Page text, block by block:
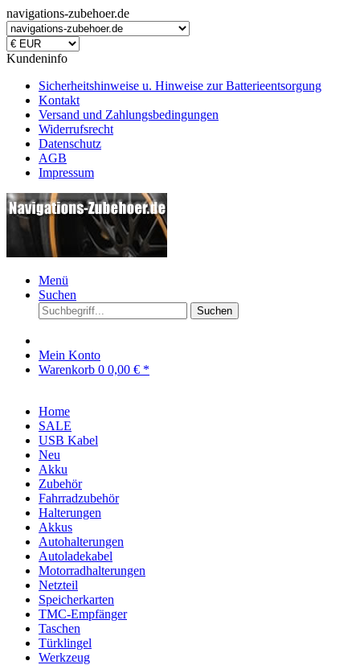
navigations-zubehoer.de
Kundeninfo
Sicherheitshinweise u. Hinweise zur Batterieentsorgung
Kontakt
Versand und Zahlungsbedingungen
Widerrufsrecht
Datenschutz
AGB
Impressum
Menü
Suchen
Suchen
Mein Konto
Warenkorb 0 0,00 € *
Home
SALE
USB Kabel
Neu
Akku
Zubehör
Fahrradzubehör
Halterungen
Akkus
Autohalterungen
Autoladekabel
Motorradhalterungen
Netzteil
Speicherkarten
TMC-Empfänger
Taschen
Türklingel
Werkzeug